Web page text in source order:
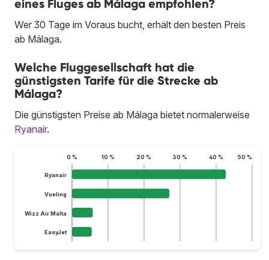
eines Fluges ab Málaga empfohlen?
Wer 30 Tage im Voraus bucht, erhält den besten Preis
ab Málaga.
Welche Fluggesellschaft hat die
günstigsten Tarife für die Strecke ab
Málaga?
Die günstigsten Preise ab Málaga bietet normalerweise
Ryanair.
0 % 10 % 20 % 30 % 40 % 50 %
Ryanair
Vueling
Wizz Air Malta
EasyJet